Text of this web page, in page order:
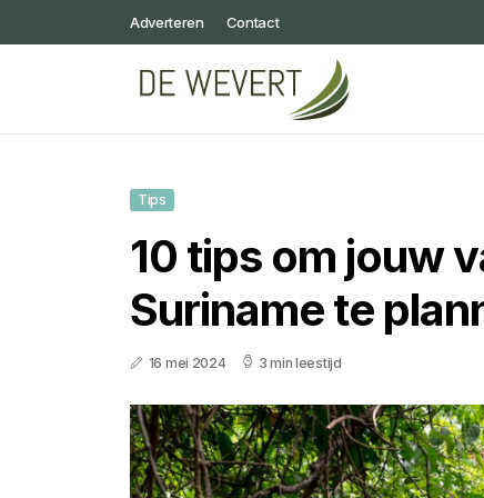
Adverteren Contact
Tips
10 tips om jouw
Suriname te
16 mei 2024 3 min leestijd